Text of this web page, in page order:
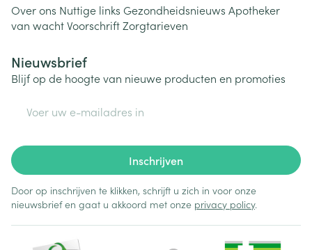
Over ons Nuttige links Gezondheidsnieuws Apotheker
van wachtVoorschriftZorgtarieven
Nieuwsbrief
Blijf op de hoogte van nieuwe producten en promoties
Inschrijven
Door op inschrijven te klikken, schrijft u zich in voor onze
nieuwsbrief en gaat u akkoord met onze privacy policy.